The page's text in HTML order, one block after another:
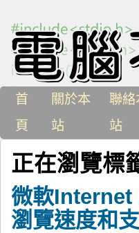
首
頁
關於本
站
聯絡
站
正在瀏覽標
微軟Internet
瀏覽速度和